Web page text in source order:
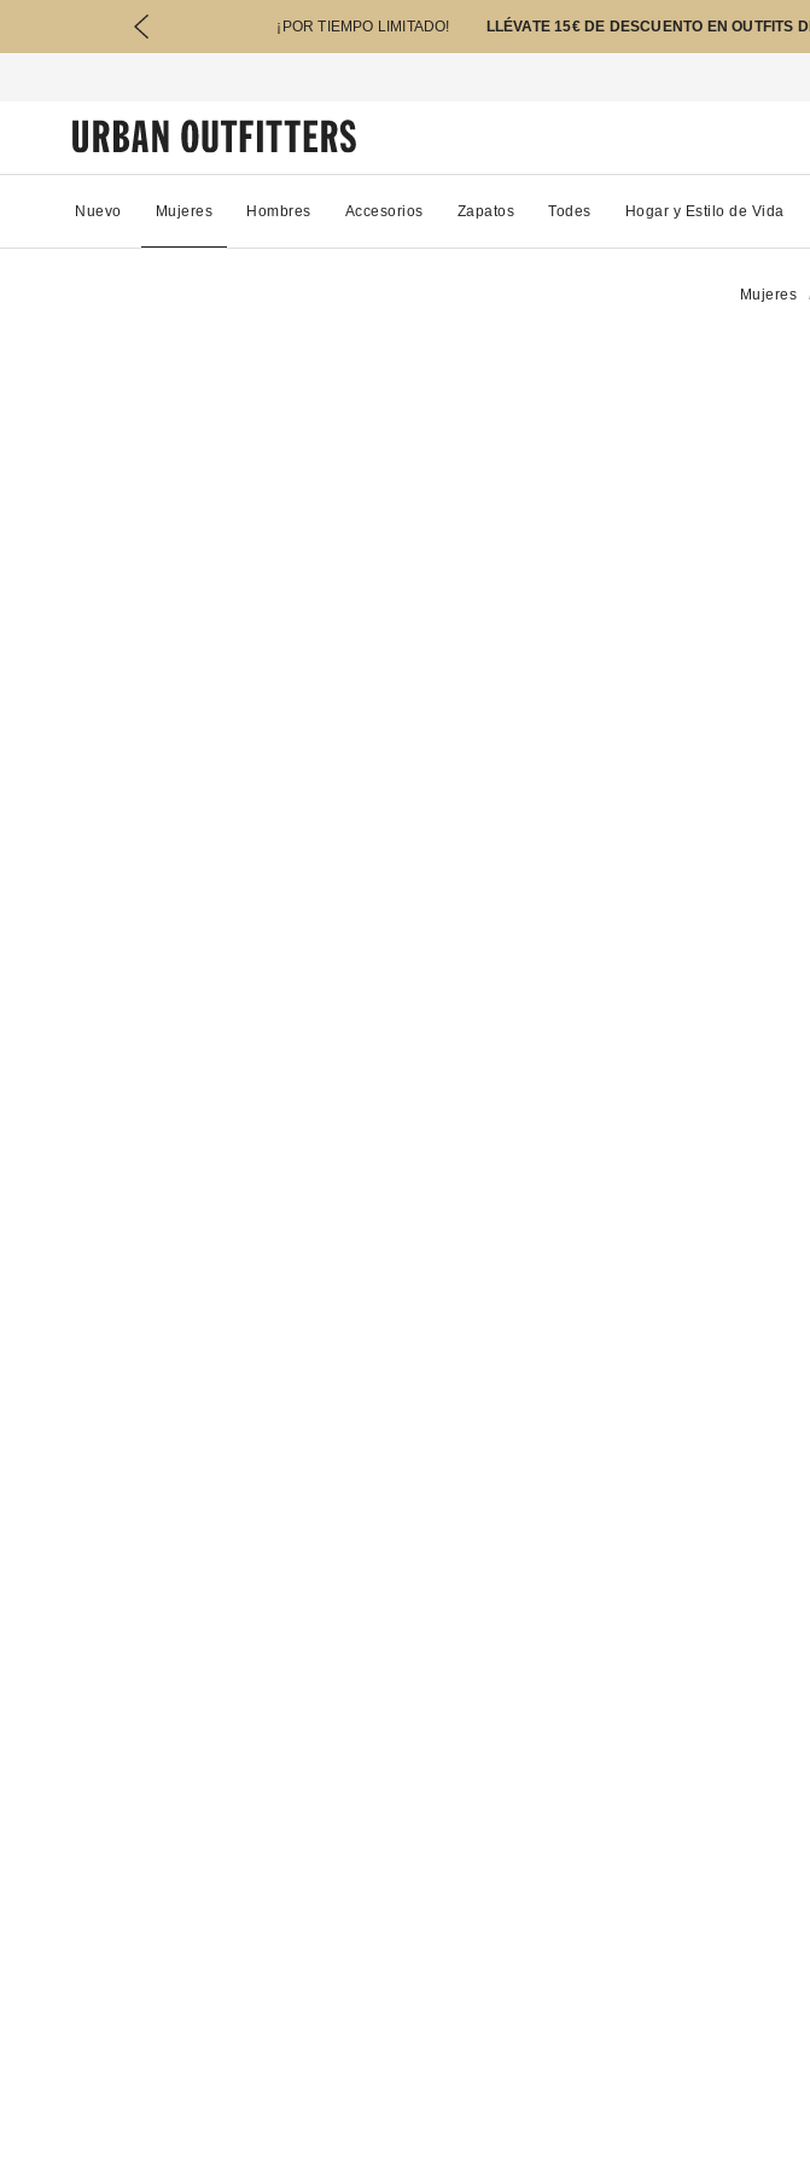
¡POR TIEMPO LIMITADO! LLÉVATE 15€ DE DESCUENTO EN OUTFITS
Nuevo Mujeres Hombres Accesorios Zapatos Todes Hogar y Estilo de Vida
Mujeres